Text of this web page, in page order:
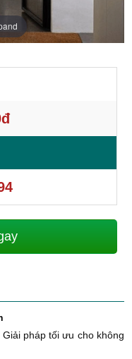
pháp tối ưu cho không